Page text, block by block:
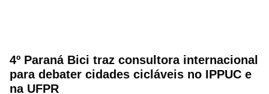
4º Paraná Bici traz consultora internacional
para debater cidades cicláveis no IPPUC e
na UFPR